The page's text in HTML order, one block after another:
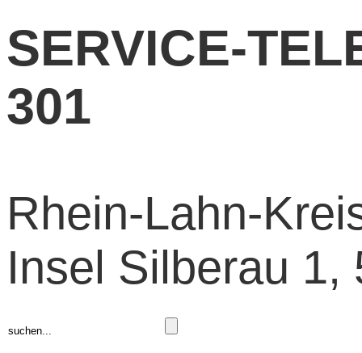
SERVICE-
301
Rhein-Lahn-
Insel Silberau 1,